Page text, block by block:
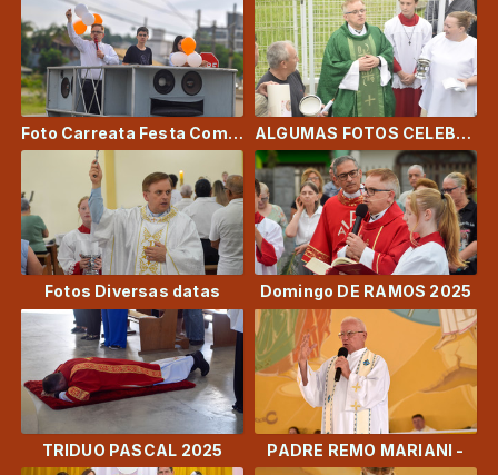
Foto Carreata Festa Comunidade Matriz ALGUMAS FOTOS CELEBRAÇAO 25 ANOS
Fotos Diversas datas Domingo DE RAMOS 2025
TRIDUO PASCAL 2025 PADRE REMO MARIANI -